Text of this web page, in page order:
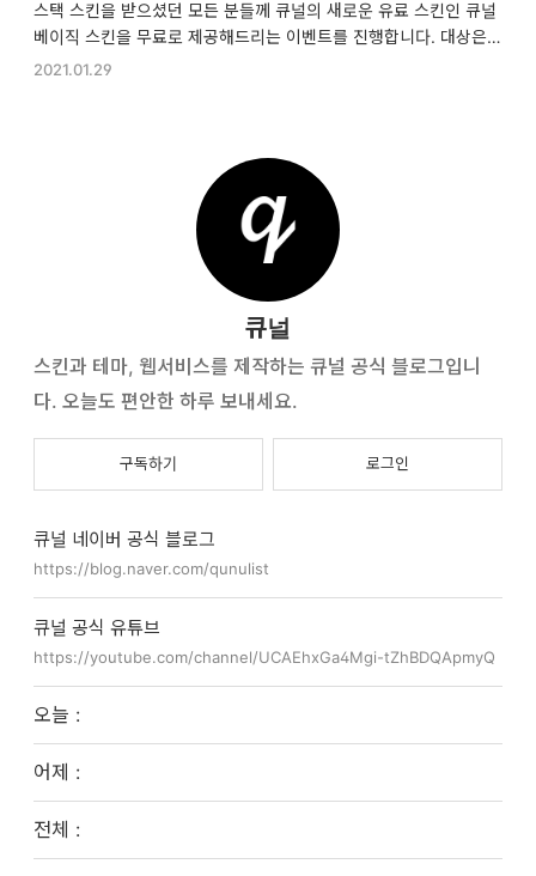
스택 스킨을 받으셨던 모든 분들께 큐널의 새로운 유료 스킨인 큐널
베이직 스킨을 무료로 제공해드리는 이벤트를 진행합니다. 대상은
큐널 스택 스킨을 받으셨던 모든 분들입니다. 이벤트 대상자 확인하
이름이 포함되어 있는 경우 이메일 주소를 상단 메뉴의 '문의하기'를
눌러 비밀글로 댓글에 작성해주세요. 또는 '큐널'이 'qunulskin@g
mail.com'으로 보낸 '큐널 스택 스킨 다운로드 이메일'이라는 제목
의 이메일이 있다면 이메일 주소…
2021.01.29
큐널
스킨과 테마, 웹서비스를 제작하는 큐널 공식 블로그입니
다. 오늘도 편안한 하루 보내세요.
구독하기 로그인
큐널 네이버 공식 블로그
https://blog.naver.com/qunulist
큐널 공식 유튜브
https://youtube.com/channel/UCAEhxGa4Mgi-tZhBDQApmyQ
오늘 :
어제 :
전체 :